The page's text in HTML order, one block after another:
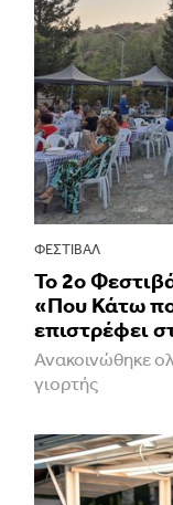
ΦΕΣΤΙΒΑΛ
Το 2ο
«Που Κάτω
επιστρέφει
Ανακοινώθηκε
γιορτής